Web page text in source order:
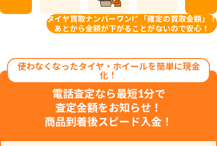
タイヤ買取ナンバーワンは
「確定の買取金額」！
あとから金額が下がることがないので安心！
電話査定なら最短1分で
査定金額をお知らせ！
商品到着後スピード入金！